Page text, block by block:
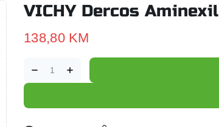
VICHY Dercos
138,80 KM